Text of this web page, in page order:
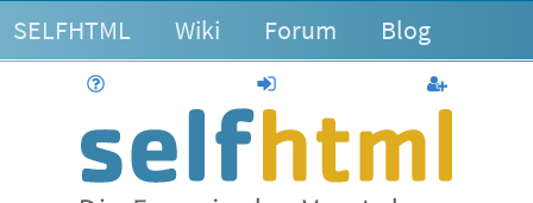
SELFHTML Wiki Forum Blog
anmelden